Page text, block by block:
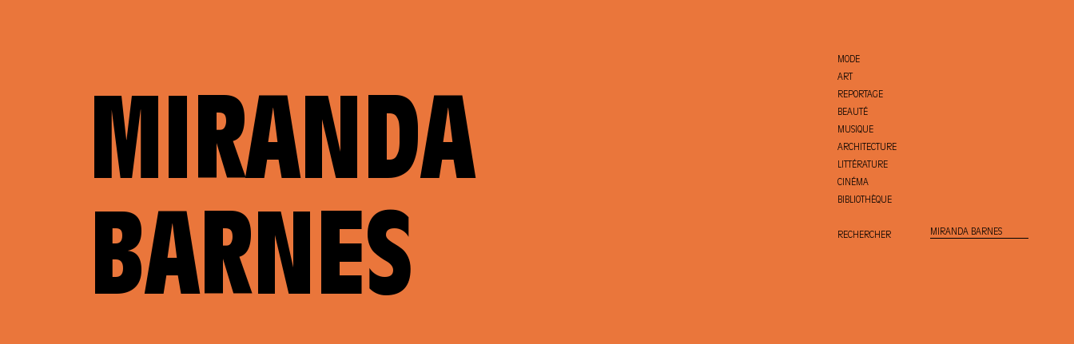
MODE
ART
REPORTAGE
BEAUTÉ
MUSIQUE
ARCHITECTURE
LITTÉRATURE
CINÉMA
BIBLIOTHÈQUE
RECHERCHER
MIRANDA
BARNES